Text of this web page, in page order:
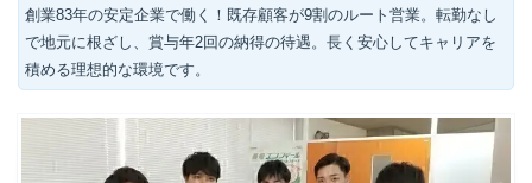
創業83年の安定企業で働く！既存顧客が9割のルート営業。転勤なし
で地元に根ざし、賞与年2回の納得の待遇。長く安心してキャリアを
積める理想的な環境です。